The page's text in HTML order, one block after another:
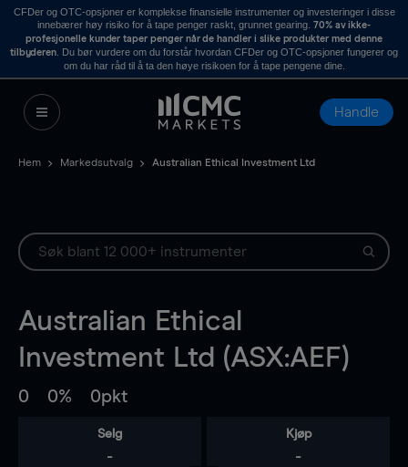
CFDer og OTC-opsjoner er komplekse finansielle instrumenter og investeringer i disse
innebærer høy risiko for å tape penger raskt, grunnet gearing. 70% av ikke-
profesjonelle kunder taper penger når de handler i slike produkter med denne
tilbyderen . Du bør vurdere om du forstår hvordan CFDer og OTC-opsjoner fungerer og
om du har råd til å ta den høye risikoen for å tape pengene dine.
Handle
Hem Markedsutvalg Australian Ethical Investment Ltd
Australian Ethical
Investment Ltd (ASX:AEF)
0 0% 0pkt
Selg
-
Kjøp
-